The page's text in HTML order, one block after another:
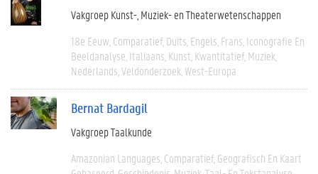
Vakgroep Kunst-, Muziek- en Theaterwetenschappen
18e Eeuw Comparatief Duits Engels Frans Iconografie En
Beeldanalyse Italiaans Kunst Kwantitatief Muziek
Nederlands Veldonderzoek West-Europa
Bernat Bardagil
Vakgroep Taalkunde
Amazonian Languages Comparatief Geografisch En Kaart